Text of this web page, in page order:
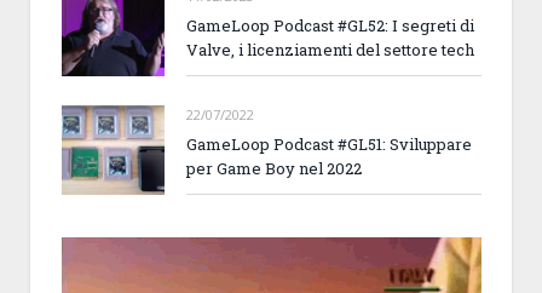
GameLoop Podcast #GL52: I segreti di
Valve, i licenziamenti del settore tech
22/07/2022
GameLoop Podcast #GL51: Sviluppare
per Game Boy nel 2022